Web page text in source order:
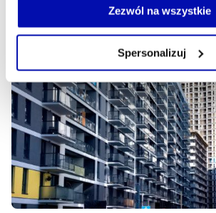
możesz łatwo zarządzać swoimi
własnej przeglądarce internetowej lub
naszejPolityce Prywatności.
Zezwól na wszystkie
Spersonalizuj